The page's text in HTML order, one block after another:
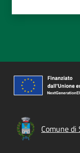
Comune di